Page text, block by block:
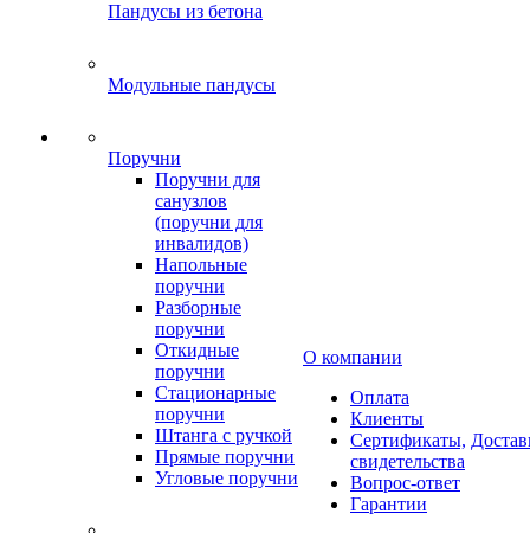
Пандусы из бетона
Модульные пандусы
Поручни
Поручни для
санузлов
(поручни для
инвалидов)
Напольные
поручни
Разборные
поручни
Откидные
поручни
Стационарные
поручни
Штанга с ручкой
Прямые поручни
Угловые поручни
О компании
Оплата
Клиенты
Сертификаты,
свидетельства
Вопрос-ответ
Гарантии